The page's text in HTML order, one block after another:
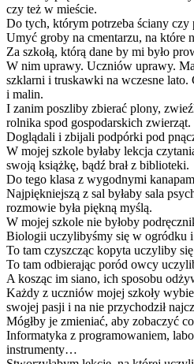
czy też w mieście.
Do tych, którym potrzeba ściany czy
Umyć groby na cmentarzu, na które
Za szkołą, którą dane by mi było
W nim uprawy. Uczniów uprawy.
szklarni i truskawki na wczesne lato.
i malin.
I zanim poszliby zbierać plony,
rolnika spod gospodarskich zwierząt.
Doglądali i zbijali podpórki pod
W mojej szkole byłaby lekcja
swoją książkę, bądź brał z biblioteki.
Do tego klasa z wygodnymi
Najpiękniejszą z sal byłaby sala
rozmowie była piękną myślą.
W mojej szkole nie byłoby
Biologii uczylibyśmy się w ogródku i
To tam czyszcząc kopyta uczyliby
To tam odbierając poród owcy
A kosząc im siano, ich sposobu
Każdy z uczniów mojej szkoły
swojej pasji i na nie przychodził
Mógłby je zmieniać, aby zobaczyć
Informatyka z programowaniem,
instrumenty…